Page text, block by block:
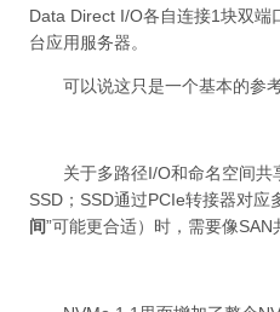
Data Direct I/O各自连接1块双端
台应用服务器。
可以说这只是一个基本的参
关于多路径I/O和命名空间共
SSD；SSD通过PCIe转接器对
间”可能更合适）时，需要像SAN